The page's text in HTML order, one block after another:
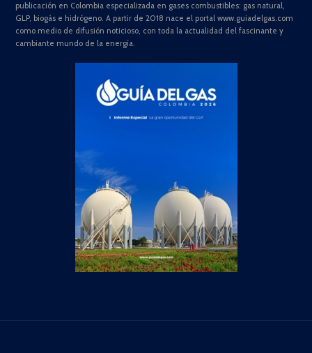
publicación en Colombia especializada en gases combustibles: gas natural,
GLP, biogás e hidrógeno. A partir de 2018 nace el portal www.guiadelgas.com
como medio de difusión noticioso, con toda la actualidad del fascinante y
cambiante mundo de la energía.